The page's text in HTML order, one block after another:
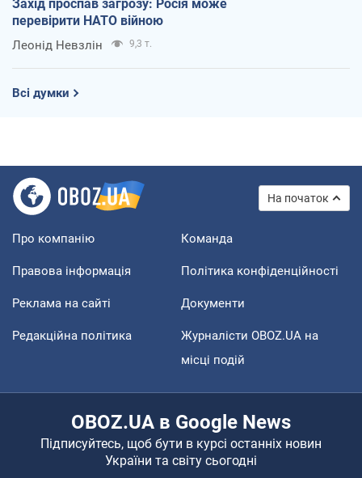
Захід проспав загрозу: Росія може
перевірити НАТО війною
Леонід Невзлін 9,3 т.
Всі думки
На початок
Про компанію Команда
Правова інформація Політика конфіденційності
Реклама на сайті Документи
Редакційна політика
Журналісти OBOZ.UA на
місці подій
OBOZ.UA в Google News
Підписуйтесь, щоб бути в курсі останніх новин
України та світу сьогодні